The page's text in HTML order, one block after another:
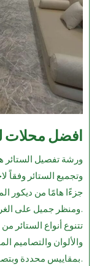
افضل محلات
ورشة تفصيل
وتجميع الستائر وفقاً
جزءًا هامًا من ديكور
ومنظر جميل على الغرف.
تتنوع أنواع الستائر
والألوان والتصاميم
بمقاييس محددة وبتصميمات متنوعة تناسب ذوق العملاء.